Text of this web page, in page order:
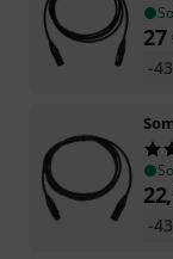
27
-
-